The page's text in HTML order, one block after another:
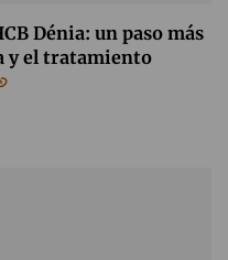
Dénia: un paso más
y el tratamiento